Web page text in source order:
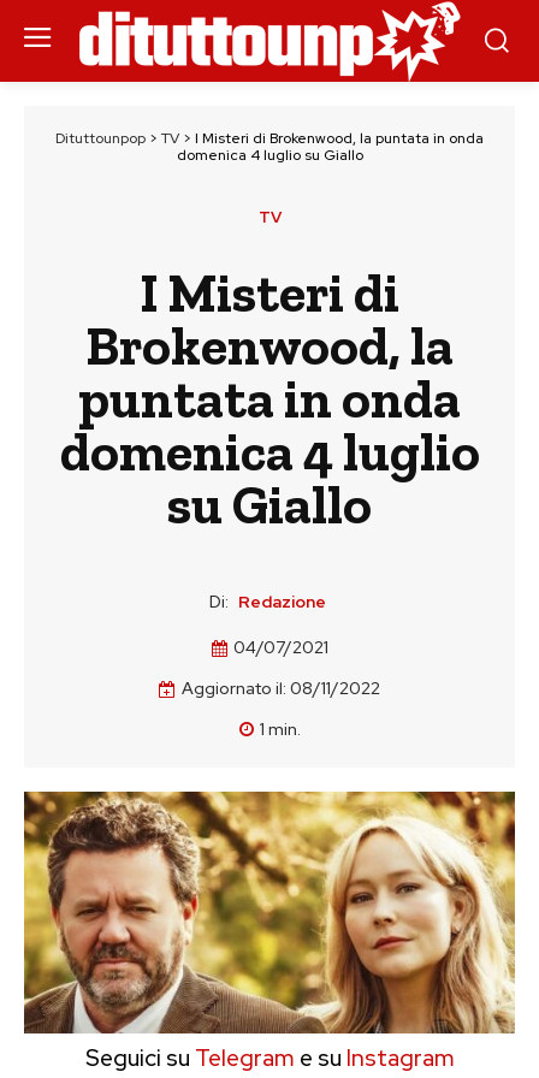
Dituttounpop > TV > I Misteri di Brokenwood, la puntata in onda
domenica 4 luglio su Giallo
TV
I Misteri di
Brokenwood, la
puntata in onda
domenica 4 luglio
su Giallo
Di: Redazione
04/07/2021
Aggiornato il: 08/11/2022
1 min.
Seguici su Telegram e su Instagram